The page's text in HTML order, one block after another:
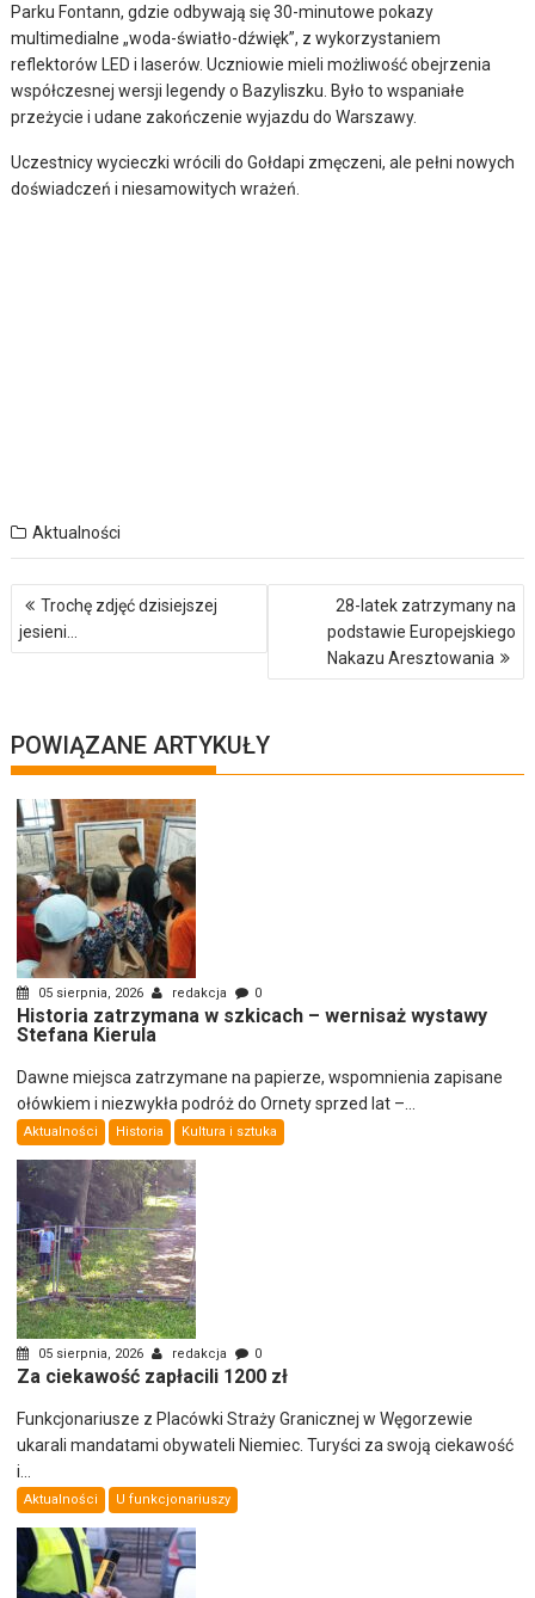
Parku Fontann, gdzie odbywają się 30-minutowe pokazy
multimedialne „woda-światło-dźwięk”, z wykorzystaniem
reflektorów LED i laserów. Uczniowie mieli możliwość obejrzenia
współczesnej wersji legendy o Bazyliszku. Było to wspaniałe
przeżycie i udane zakończenie wyjazdu do Warszawy.
Uczestnicy wycieczki wrócili do Gołdapi zmęczeni, ale pełni nowych
doświadczeń i niesamowitych wrażeń.
Aktualności
Nawigacja
wpisu
Trochę zdjęć dzisiejszej
jesieni…
28-latek zatrzymany na
podstawie Europejskiego
Nakazu Aresztowania
POWIĄZANE ARTYKUŁY
05 sierpnia, 2026 redakcja 0
Historia zatrzymana w szkicach – wernisaż wystawy
Stefana Kierula
Dawne miejsca zatrzymane na papierze, wspomnienia zapisane
ołówkiem i niezwykła podróż do Ornety sprzed lat –...
Aktualności Historia Kultura i sztuka
05 sierpnia, 2026 redakcja 0
Za ciekawość zapłacili 1200 zł
Funkcjonariusze z Placówki Straży Granicznej w Węgorzewie
ukarali mandatami obywateli Niemiec. Turyści za swoją ciekawość
i...
Aktualności U funkcjonariuszy